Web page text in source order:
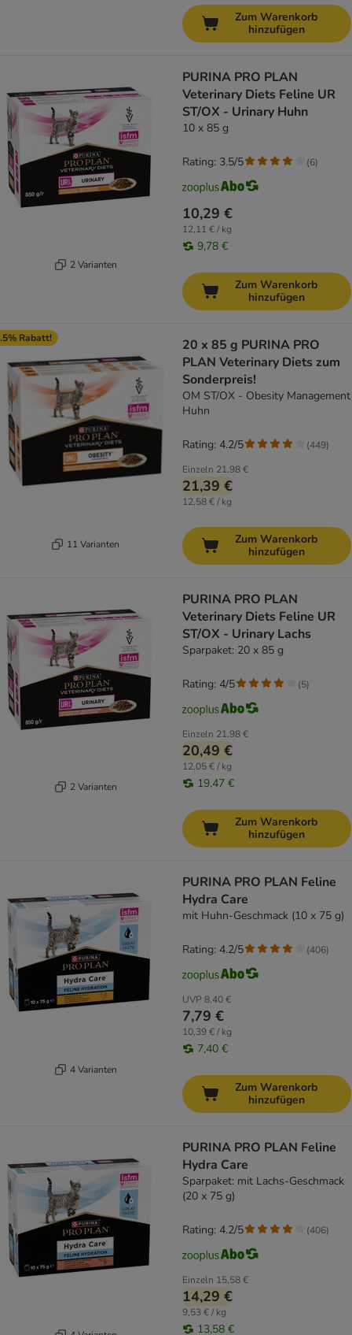
Zum Warenkorb
hinzufügen
2 Varianten
PURINA PRO PLAN
Veterinary Diets Feline UR
ST/OX - Urinary Huhn
10 x 85 g
10,29 €
12,11 € / kg
9,78 €
Rating: 3.5/5 (6)
Zum Warenkorb
hinzufügen
Rabatt!
11 Varianten
20 x 85 g PURINA PRO
PLAN Veterinary Diets zum
Sonderpreis!
OM ST/OX - Obesity Management
Huhn
Einzeln 21,98 €
21,39 €
12,58 € / kg
Rating: 4.2/5 (449)
Zum Warenkorb
hinzufügen
2 Varianten
PURINA PRO PLAN
Veterinary Diets Feline UR
ST/OX - Urinary Lachs
Sparpaket: 20 x 85 g
Einzeln 21,98 €
20,49 €
12,05 € / kg
19,47 €
Rating: 4/5 (5)
Zum Warenkorb
hinzufügen
4 Varianten
PURINA PRO PLAN Feline
Hydra Care
mit Huhn-Geschmack (10 x 75 g)
UVP 8,40 €
7,79 €
10,39 € / kg
7,40 €
Rating: 4.2/5 (406)
Zum Warenkorb
hinzufügen
PURINA PRO PLAN Feline
Hydra Care
Sparpaket: mit Lachs-Geschmack
(20 x 75 g)
Einzeln 15,58 €
14,29 €
9,53 € / kg
13,58 €
Rating: 4.2/5 (406)